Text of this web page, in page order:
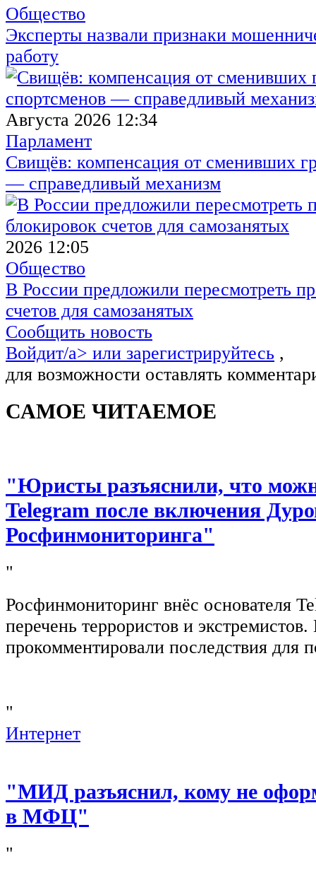
Общество
Эксперты назвали признаки
работу
Августа 2026 12:34
Парламент
Свищёв: компенсация от сменивших
— справедливый механизм
2026 12:05
Общество
В России предложили пересмотреть
счетов для самозанятых
Сообщить новость
Войдит/a> или зарегистрируйтесь ,
для возможности оставлять
САМОЕ ЧИТАЕМОЕ
"Юристы разъяснили, что
Telegram после включения
Росфинмониторинга"
"
Росфинмониторинг внёс основателя
перечень террористов и
прокомментировали последствия для
"
Интернет
"МИД разъяснил, кому не
в МФЦ"
"